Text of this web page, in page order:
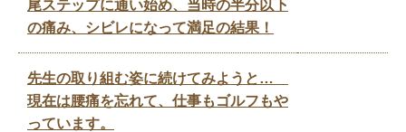
尾ステップに通い始め、当時の半分以下
の痛み、シビレになって満足の結果！
先生の取り組む姿に続けてみようと…
現在は腰痛を忘れて、仕事もゴルフもや
っています。